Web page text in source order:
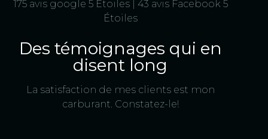
175 avis google 5 Étoiles | 43 avis Facebook 5
Étoiles
Des témoignages qui en
disent long
La satisfaction de mes clients est mon
carburant. Constatez-le!